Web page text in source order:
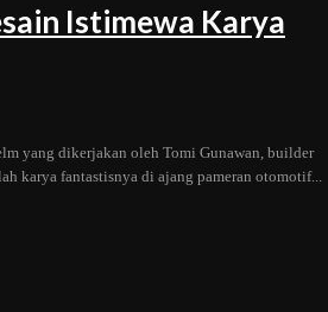
Istimewa Karya
yang dikerjakan oleh Tomi Gunawan, builder
karya fantastisnya di ajang pameran otomotif...